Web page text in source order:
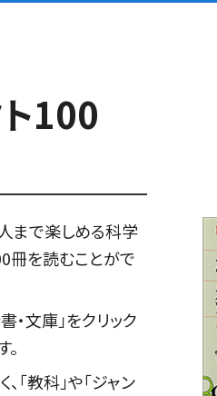
100
まで楽しめる科学
冊を読むことがで
文庫」をクリック
「教科」や「ジャン